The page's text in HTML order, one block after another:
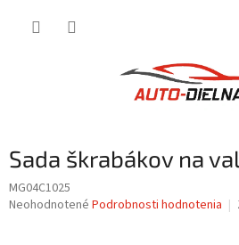
Sada škrabákov na
MG04C1025
Priemerné
Neohodnotené Podrobnosti hodnotenia